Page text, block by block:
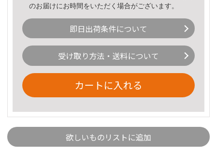
のお届けにお時間をいただく場合がございます。
即日出荷条件について
受け取り方法・送料について
カートに入れる
欲しいものリストに追加